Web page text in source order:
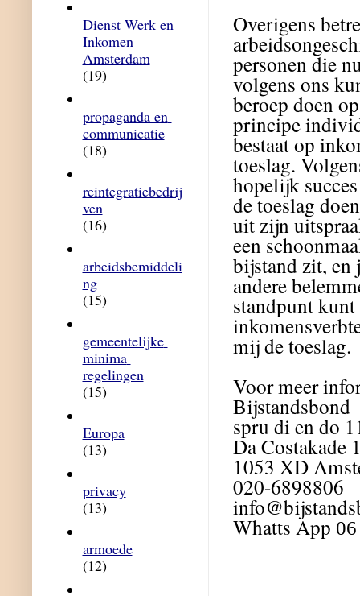
Overigens
personen die
volgens ons
beroep doen
principe
bestaat op
toeslag.
hopelijk
de toeslag
uit zijn
een
bijstand zit, en
andere
standpunt
mij de toeslag.
Voor meer
Bijstandsbond
spru di en do
Da Costakade
1053 XD
020-6898806
Whatts App
Dienst Werk en
Inkomen
Amsterdam
(19)
propaganda en
communicatie
(18)
reintegratiebedrij
ven
(16)
arbeidsbemiddeli
ng
(15)
gemeentelijke
minima
regelingen
(15)
Europa
(13)
privacy
(13)
armoede
(12)